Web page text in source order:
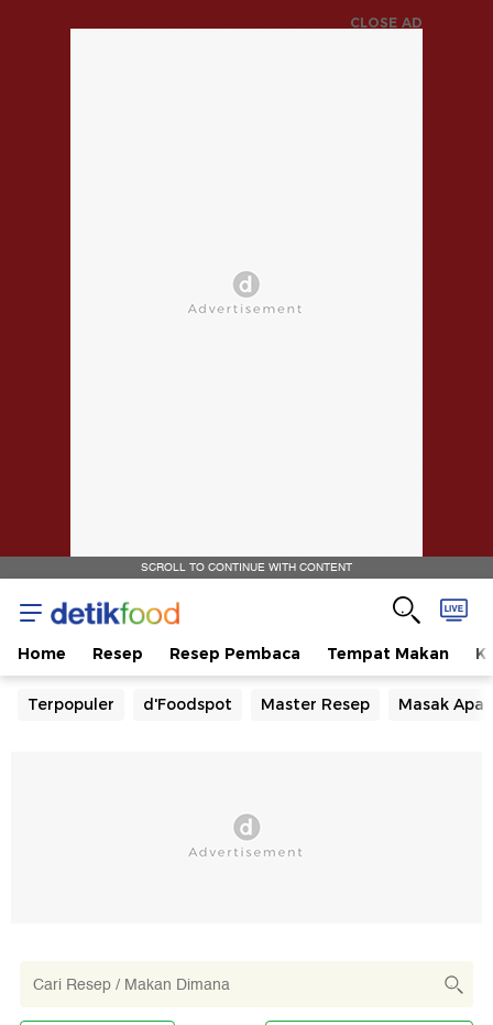
CLOSE AD
SCROLL TO CONTINUE WITH CONTENT
Home Resep Resep Pembaca Tempat Makan
Terpopuler d'Foodspot Master Resep Masak Apa